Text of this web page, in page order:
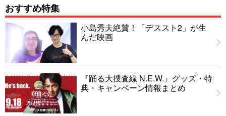
おすすめ特集
小島秀夫絶賛！「デススト2」が生
んだ映画
『踊る大捜査線 N.E.W.』グッズ・特
典・キャンペーン情報まとめ